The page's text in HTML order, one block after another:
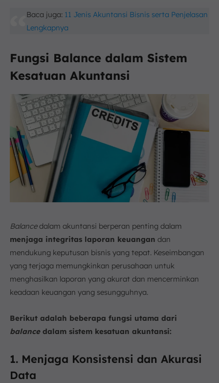
Baca juga: 11 Jenis Akuntansi Bisnis serta Penjelasan
Lengkapnya
Fungsi Balance dalam Sistem
Kesatuan Akuntansi
Balancedalam akuntansi berperan penting dalam
menjaga integritas laporan keuangan dan
mendukung keputusan bisnis yang tepat. Keseimbangan
yang terjaga memungkinkan perusahaan untuk
menghasilkan laporan yang akurat dan mencerminkan
keadaan keuangan yang sesungguhnya.
Berikut adalah beberapa fungsi utama dari
balancedalam sistem kesatuan akuntansi:
1. Menjaga Konsistensi dan Akurasi
Data